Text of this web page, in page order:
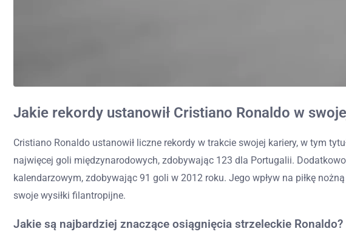
Jakie rekordy ustanowił Cristiano Ronaldo w
Cristiano Ronaldo ustanowił liczne rekordy w trakcie swojej kariery, w tym
najwięcej goli międzynarodowych, zdobywając 123 dla Portugalii.
kalendarzowym, zdobywając 91 goli w 2012 roku. Jego wpływ na piłkę
swoje wysiłki filantropijne.
Jakie są najbardziej znaczące osiągnięcia strzeleckie Ronaldo?